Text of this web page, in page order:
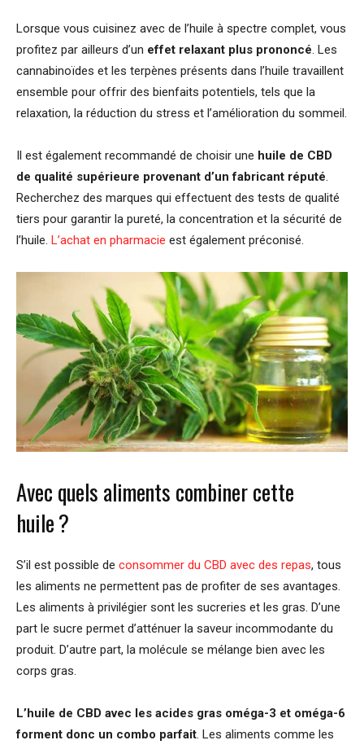
Lorsque vous cuisinez avec de l’huile à spectre complet, vous
profitez par ailleurs d’un effet relaxant plus prononcé. Les
cannabinoïdes et les terpènes présents dans l’huile travaillent
ensemble pour offrir des bienfaits potentiels, tels que la
relaxation, la réduction du stress et l’amélioration du sommeil.
Il est également recommandé de choisir une huile de CBD
de qualité supérieure provenant d’un fabricant réputé.
Recherchez des marques qui effectuent des tests de qualité
tiers pour garantir la pureté, la concentration et la sécurité de
l’huile. L’achat en pharmacie est également préconisé.
Avec quels aliments combiner cette
huile ?
S’il est possible de consommer du CBD avec des repas, tous
les aliments ne permettent pas de profiter de ses avantages.
Les aliments à privilégier sont les sucreries et les gras. D’une
part le sucre permet d’atténuer la saveur incommodante du
produit. D’autre part, la molécule se mélange bien avec les
corps gras.
L’huile de CBD avec les acides gras oméga-3 et oméga-6
forment donc un combo parfait. Les aliments comme les